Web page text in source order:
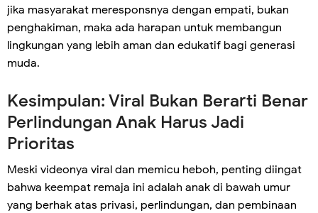
jika masyarakat meresponsnya dengan empati, bukan
penghakiman, maka ada harapan untuk membangun
lingkungan yang lebih aman dan edukatif bagi generasi
muda.
Kesimpulan: Viral Bukan Berarti Benar
Perlindungan Anak Harus Jadi
Prioritas
Meski videonya viral dan memicu heboh, penting diingat
bahwa keempat remaja ini adalah anak di bawah umur
yang berhak atas privasi, perlindungan, dan pembinaan